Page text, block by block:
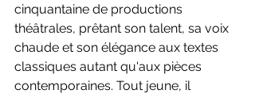
cinquantaine de productions
théâtrales, prêtant son talent, sa voix
chaude et son élégance aux textes
classiques autant qu'aux pièces
contemporaines. Tout jeune, il